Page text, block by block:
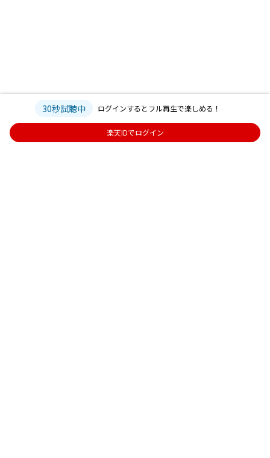
30秒試聴中 ログインするとフル再生で楽しめる！
楽天IDでログイン